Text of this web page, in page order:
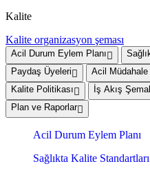
Kalite
Kalite organizasyon şeması
Acil Durum Eylem Planı
Paydaş Üyeleri
Acil Müdahale
Kalite Politikası
İş Akış
Plan ve Raporlar
Acil Durum Eylem Planı
Sağlıkta Kalite